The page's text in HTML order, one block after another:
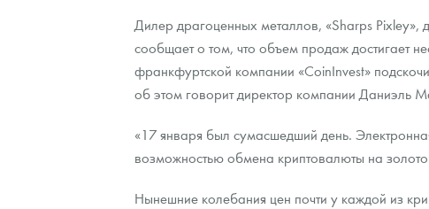
Монеты Царской России
Монеты стран мира после 1950г
Георгий Победоносец
Золотой червонец Сеятель
Аксессуары
Гарри Поттер
Гарантии
Выкуп монет
Памятка для работы с монетами из драгметаллов
Условия возврата
Информация
Распродажа монет и жетонов
Аналитика и события
Итоги 2025 года. Прогноз курсов золота, серебра,
Cтатьи
Котировки
Курс золота и серебра
Скупка слитков
Контакты
Наши преимущества
Письмо директору
Дилер драгоценных металлов, «Sharps Pixley»,
сообщает о том, что объем продаж достигает
франкфуртской компании «CoinInvest»
об этом говорит директор компании Даниэль
«17 января был сумасшедший день.
возможностью обмена криптовалюты на
Нынешние колебания цен почти у каждой из